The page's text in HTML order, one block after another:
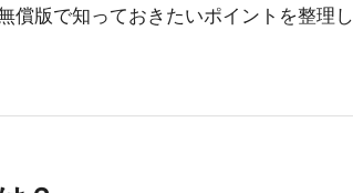
償版で知っておきたいポイントを整理し